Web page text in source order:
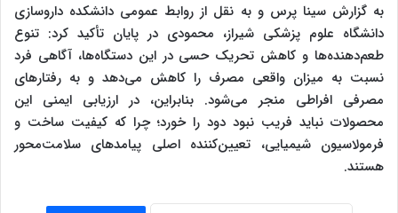
به گزارش سینا پرس و به نقل از روابط عمومی دانشکده داروسازی
دانشگاه علوم پزشکی شیراز، محمودی در پایان تأکید کرد: تنوع
طعم‌دهنده‌ها و کاهش تحریک حسی در این دستگاه‌ها، آگاهی فرد
نسبت به میزان واقعی مصرف را کاهش می‌دهد و به رفتارهای
مصرفی افراطی منجر می‌شود. بنابراین، در ارزیابی ایمنی این
محصولات نباید فریب نبود دود را خورد؛ چرا که کیفیت ساخت و
فرمولاسیون شیمیایی، تعیین‌کننده اصلی پیامدهای سلامت‌محور
هستند.